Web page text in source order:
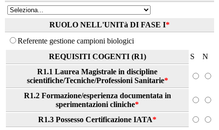
RUOLO NELL'UNITà DI FASE I*
Referente gestione campioni biologici
REQUISITI COGENTI (R1)
S
N
R1.1 Laurea Magistrale in discipline
scientifiche/Tecniche/Professioni Sanitarie*
R1.2 Formazione/esperienza documentata in
sperimentazioni cliniche*
R1.3 Possesso Certificazione IATA*